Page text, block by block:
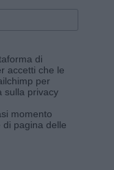
di
accetti che le
per
sulla privacy
momento
pagina delle